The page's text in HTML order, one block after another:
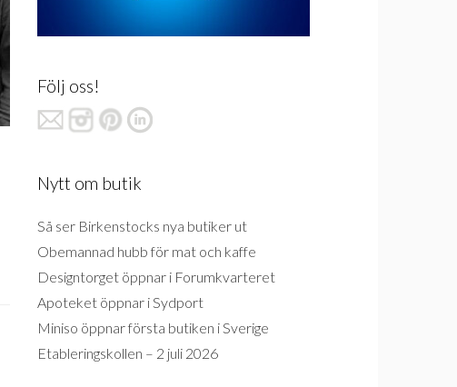
Följ oss!
Nytt om butik
Så ser Birkenstocks nya butiker ut
Obemannad hubb för mat och kaffe
Designtorget öppnar i Forumkvarteret
Apoteket öppnar i Sydport
Miniso öppnar första butiken i Sverige
Etableringskollen – 2 juli 2026